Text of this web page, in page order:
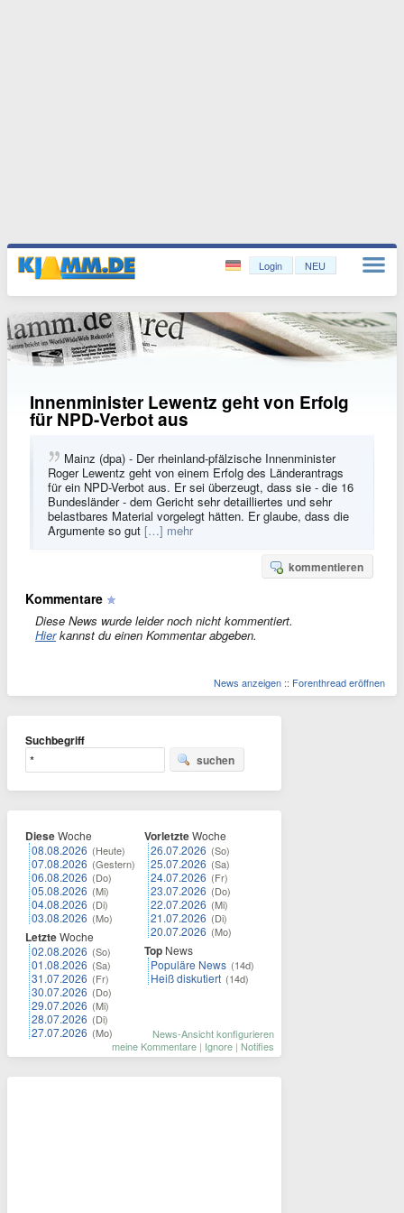
Login NEU
Innenminister Lewentz geht von Erfolg
für NPD-Verbot aus
Mainz (dpa) - Der rheinland-pfälzische Innenminister
Roger Lewentz geht von einem Erfolg des Länderantrags
für ein NPD-Verbot aus. Er sei überzeugt, dass sie - die 16
Bundesländer - dem Gericht sehr detailliertes und sehr
belastbares Material vorgelegt hätten. Er glaube, dass die
Argumente so gut […] mehr
kommentieren
Kommentare
Diese News wurde leider noch nicht kommentiert.
Hierkannst du einen Kommentar abgeben.
News anzeigen :: Forenthread eröffnen
Suchbegriff
suchen
DieseWoche
08.08.2026 (Heute)
07.08.2026 (Gestern)
06.08.2026 (Do)
05.08.2026 (Mi)
04.08.2026 (Di)
03.08.2026 (Mo)
LetzteWoche
02.08.2026 (So)
01.08.2026 (Sa)
31.07.2026 (Fr)
30.07.2026 (Do)
29.07.2026 (Mi)
28.07.2026 (Di)
27.07.2026 (Mo)
VorletzteWoche
26.07.2026 (So)
25.07.2026 (Sa)
24.07.2026 (Fr)
23.07.2026 (Do)
22.07.2026 (Mi)
21.07.2026 (Di)
20.07.2026 (Mo)
Top News
Populäre News (14d)
Heiß diskutiert (14d)
News-Ansicht konfigurieren
meine Kommentare | Ignore | Notifies